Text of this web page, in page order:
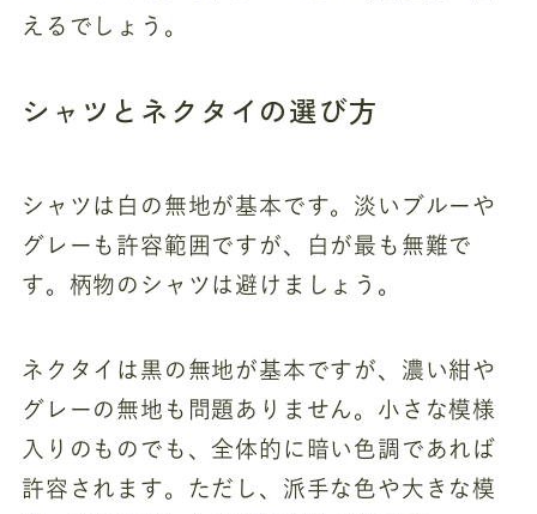
えるでしょう。
シャツとネクタイの選び方
シャツは白の無地が基本です。淡いブルーや
グレーも許容範囲ですが、白が最も無難で
す。柄物のシャツは避けましょう。
ネクタイは黒の無地が基本ですが、濃い紺や
グレーの無地も問題ありません。小さな模様
入りのものでも、全体的に暗い色調であれば
許容されます。ただし、派手な色や大きな模